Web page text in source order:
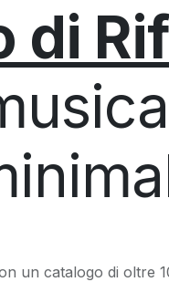
di
un catalogo di oltre